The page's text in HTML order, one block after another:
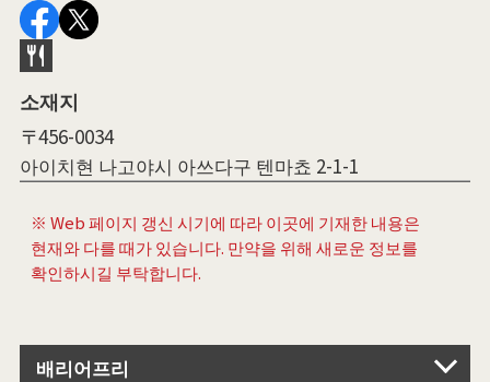
소재지
〒456-0034
아이치현 나고야시 아쓰다구 텐마쵸 2-1-1
※ Web 페이지 갱신 시기에 따라 이곳에 기재한 내용은
현재와 다를 때가 있습니다. 만약을 위해 새로운 정보를
확인하시길 부탁합니다.
배리어프리